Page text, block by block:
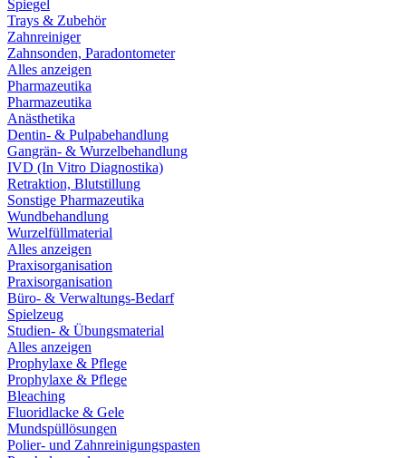
Spiegel
Trays & Zubehör
Zahnreiniger
Zahnsonden, Paradontometer
Alles anzeigen
Pharmazeutika
Pharmazeutika
Anästhetika
Dentin- & Pulpabehandlung
Gangrän- & Wurzelbehandlung
IVD (In Vitro Diagnostika)
Retraktion, Blutstillung
Sonstige Pharmazeutika
Wundbehandlung
Wurzelfüllmaterial
Alles anzeigen
Praxisorganisation
Praxisorganisation
Büro- & Verwaltungs-Bedarf
Spielzeug
Studien- & Übungsmaterial
Alles anzeigen
Prophylaxe & Pflege
Prophylaxe & Pflege
Bleaching
Fluoridlacke & Gele
Mundspüllösungen
Polier- und Zahnreinigungspasten